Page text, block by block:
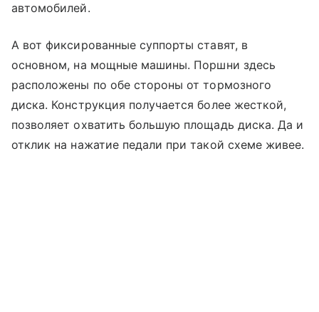
автомобилей.
А вот фиксированные суппорты ставят, в
основном, на мощные машины. Поршни здесь
расположены по обе стороны от тормозного
диска. Конструкция получается более жесткой,
позволяет охватить большую площадь диска. Да и
отклик на нажатие педали при такой схеме живее.